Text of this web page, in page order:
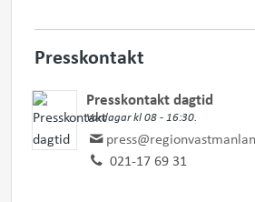
Presskontakt
Presskontakt dagtid
Vardagar kl 08 - 16:30.
021-17 69 31